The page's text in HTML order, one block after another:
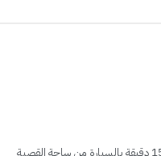
الإقامة في أوتل ميرامار في طنجة تضعك على بُعد 15 دقيقة بالسيارة من ساحة القصبة